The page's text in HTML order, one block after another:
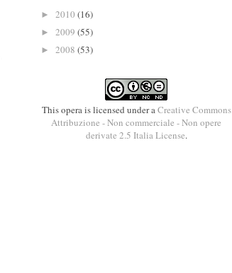
► 2010 (16)
► 2009 (55)
► 2008 (53)
This opera is licensed under aCreative Commons
Attribuzione - Non commerciale - Non opere
derivate 2.5 Italia License.